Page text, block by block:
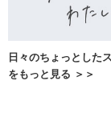
日々のちょっとした
をもっと見る ＞＞